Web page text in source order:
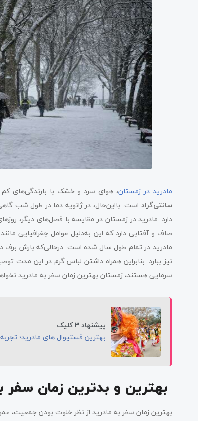
مادرید در زمستان، هوای سرد و خشک با بارندگی‌های کم
سانتی‌گراد است. بااین‌حال، در ژانویه دما در طول شب
صاف و آفتابی دارد که این به‌دلیل عوامل جغرافیایی
مادرید در تمام طول سال شده است. درحالی‌که بارش
نیز ببارد. بنابراین همراه داشتن لباس گرم در این مدت
سرمایی هستند، زمستان بهترین زمان سفر به مادرید
پیشنهاد 3 کلیک
بهترین فستیوال های مادرید؛
بهترین و بدترین زمان سفر
بهترین زمان سفر به مادرید از نظر خلوت بودن جمعیت،